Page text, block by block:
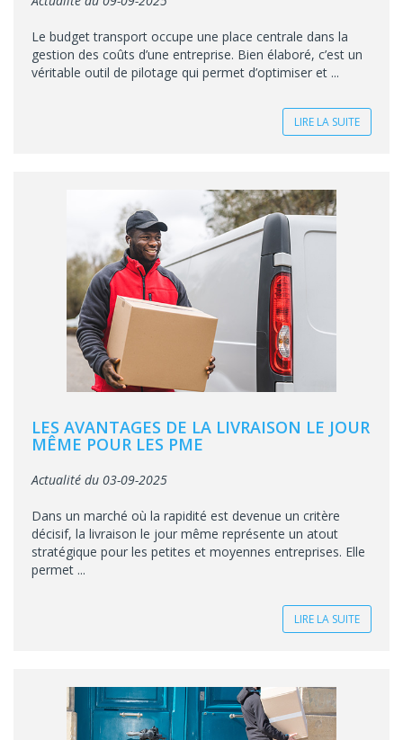
Le budget transport occupe une place centrale dans la
gestion des coûts d’une entreprise. Bien élaboré, c’est un
véritable outil de pilotage qui permet d’optimiser et ...
LIRE LA SUITE
LES AVANTAGES DE LA LIVRAISON LE JOUR
MÊME POUR LES PME
Actualité du 03-09-2025
Dans un marché où la rapidité est devenue un critère
décisif, la livraison le jour même représente un atout
stratégique pour les petites et moyennes entreprises. Elle
permet ...
LIRE LA SUITE